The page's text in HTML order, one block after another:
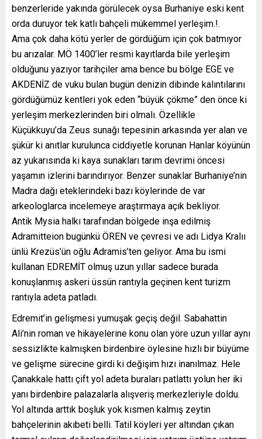
benzerleride yakında görülecek oysa Burhaniye eski kent
orda duruyor tek katlı bahçeli mükemmel yerleşim.!.
Ama çok daha kötü yerler de gördüğüm için çok batmıyor
bu arızalar. MÖ 1400’ler resmi kayıtlarda bile yerleşim
olduğunu yazıyor tarihçiler ama bence bu bölge EGE ve
AKDENİZ de vuku bulan bugün denizin dibinde kalıntılarını
gördüğümüz kentleri yok eden “büyük çökme” den önce ki
yerleşim merkezlerinden biri olmalı. Özellikle
Küçükkuyu’da Zeus sunağı tepesinin arkasında yer alan ve
şükür ki anıtlar kurulunca ciddiyetle korunan Hanlar köyünün
az yukarısında ki kaya sunakları tarım devrimi öncesi
yaşamın izlerini barındırıyor. Benzer sunaklar Burhaniye’nin
Madra dağı eteklerindeki bazı köylerinde de var
arkeologlarca incelemeye araştırmaya açık bekliyor.
Antik Mysia halkı tarafından bölgede inşa edilmiş
Adramitteion bugünkü ÖREN ve çevresi ve adı Lidya Kralıı
ünlü Krezüs’ün oğlu Adramis’ten geliyor. Ama bu ismi
kullanan EDREMİT olmuş uzun yıllar sadece burada
konuşlanmış askeri üssün rantıyla geçinen kent turizm
rantıyla adeta patladı.
Edremit’in gelişmesi yumuşak geçiş değil. Sabahattin
Ali’nin roman ve hikayelerine konu olan yöre uzun yıllar aynı
sessizlikte kalmışken birdenbire öylesine hızlı bir büyüme
ve gelişme sürecine girdi ki değişim hızı inanılmaz. Hele
Çanakkale hattı çift yol adeta buraları patlattı yolun her iki
yanı birdenbire palazalarla alışveriş merkezleriyle doldu.
Yol altında arttık boşluk yok kısmen kalmış zeytin
bahçelerinin akıbeti belli. Tatil köyleri yer altından çıkan